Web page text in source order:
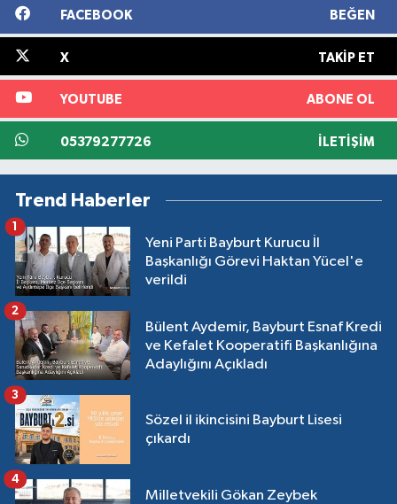
FACEBOOK BEĞEN
X TAKIP ET
YOUTUBE ABONE OL
05379277726 İLETIŞIM
Trend Haberler
Yeni Parti Bayburt Kurucu İl
Başkanlığı Görevi Haktan Yücel'e
verildi
1
Bülent Aydemir, Bayburt Esnaf Kredi
ve Kefalet Kooperatifi Başkanlığına
Adaylığını Açıkladı
2
Sözel il ikincisini Bayburt Lisesi
çıkardı
3
Milletvekili Gökan Zeybek
4